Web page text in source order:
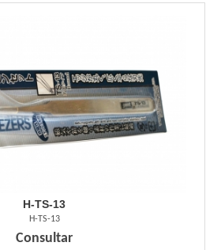
H-TS-13
H-TS-13
Consultar